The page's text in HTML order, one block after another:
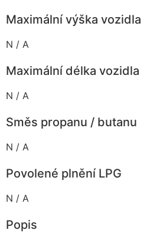
Maximální výška vozidla
N / A
Maximální délka vozidla
N / A
Směs propanu / butanu
N / A
Povolené plnění LPG
N / A
Popis